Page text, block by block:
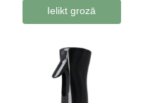
Ielikt grozā